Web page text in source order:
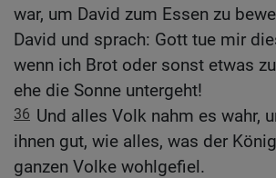
war, um David zum Essen zu
David und sprach: Gott tue mir
wenn ich Brot oder sonst etwas
ehe die Sonne untergeht!
36 Und alles Volk nahm es wahr,
ihnen gut, wie alles, was der
ganzen Volke wohlgefiel.